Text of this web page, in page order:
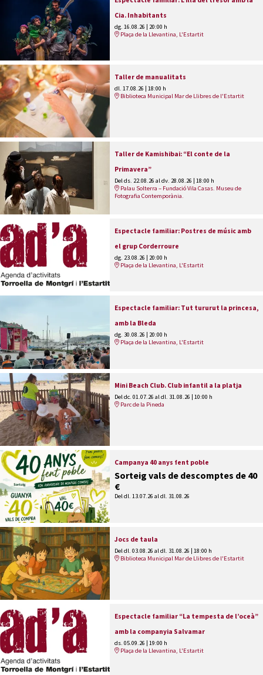
Cia. Inhabitants
dg. 16.08.26 | 20:00 h
Plaça de la Llevantina, L'Estartit
Taller de manualitats
dl. 17.08.26 | 18:00 h
Biblioteca Municipal Mar de Llibres de l'Estartit
Taller de Kamishibai: “El conte de la
Primavera”
Del ds. 22.08.26 al dv. 28.08.26 | 18:00 h
Palau Solterra – Fundació Vila Casas. Museu de
Fotografia Contemporània.
Espectacle familiar: Postres de músic amb
el grup Corderroure
dg. 23.08.26
20:00 h
Plaça de la Llevantina, L'Estartit
Espectacle familiar: Tut tururut la princesa,
amb la Bleda
dg. 30.08.26
20:00 h
Plaça de la Llevantina, L'Estartit
Mini Beach Club. Club infantil a la platja
Del dc. 01.07.26 al dl. 31.08.26 | 10:00 h
Parc de la Pineda
Campanya 40 anys fent poble
Sorteig vals de descomptes de 40
€
Del dl. 13.07.26 al dl. 31.08.26
Jocs de taula
Del dl. 03.08.26 al dl. 31.08.26
18:00 h
Biblioteca Municipal Mar de Llibres de l'Estartit
Espectacle familiar “La tempesta de l’oceà”
amb la companyia Salvamar
ds. 05.09.26
19:00 h
Plaça de la Llevantina, L'Estartit